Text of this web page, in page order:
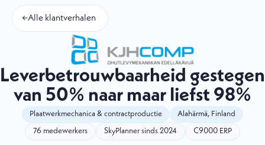
←Alle klantverhalen
Leverbetrouwbaarheid gestegen
van 50% naar maar liefst 98%
Plaatwerkmechanica & contractproductie Alahärmä, Finland
76 medewerkers SkyPlanner sinds 2024 C9000 ERP